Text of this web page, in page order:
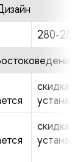
280-284
скидка
скидка